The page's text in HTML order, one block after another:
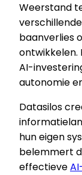
Weerstand
baanverlies
ontwikkelen.
AI-
autonomie
Datasilos
hun eigen
belemmert
effectieve